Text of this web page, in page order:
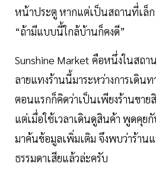
หน้าประตู หากแต่เป็นสถานที่เล็ก
“ถ้ามีแบบนี้ใกล้บ้านก็คงดี”
Sunshine Market คือหนึ่งในสถ
ลายแทงร้านนี้มาระหว่างการเดิน
ตอนแรกก็คิดว่าเป็นเพียงร้านขา
แต่เมื่อใช้เวลาเดินดูสินค้า พูดคุ
มาค้นข้อมูลเพิ่มเติม จึงพบว่าร้าน
ธรรมดาเสียแล้วล่ะครับ